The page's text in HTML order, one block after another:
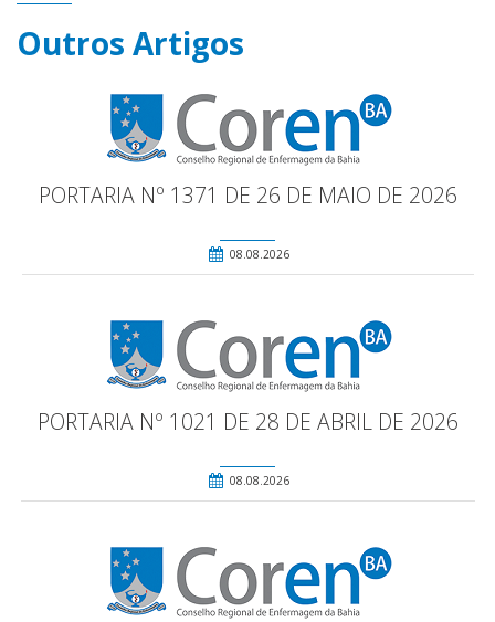
Outros Artigos
PORTARIA Nº 1371 DE 26 DE MAIO DE 2026
08.08.2026
PORTARIA Nº 1021 DE 28 DE ABRIL DE 2026
08.08.2026